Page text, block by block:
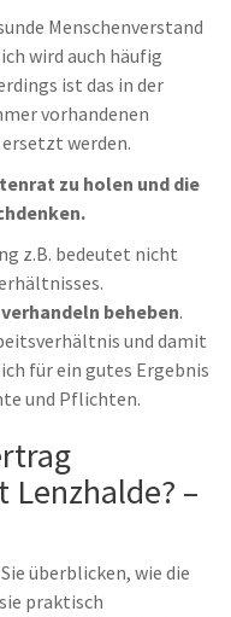
Menschenverstand
wird auch häufig
ist das in der
vorhandenen
werden.
zu holen und die
z.B. bedeutet nicht
beheben.
und damit
für ein gutes Ergebnis
und Pflichten.
–
überblicken, wie die
praktisch